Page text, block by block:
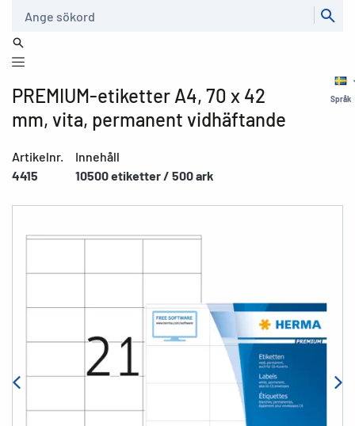
Språk
PREMIUM-etiketter A4, 70 x 42
mm, vita, permanent vidhäftande
Artikelnr.
4415
Innehåll
10500 etiketter / 500 ark